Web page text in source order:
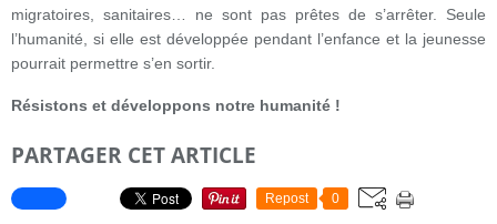
migratoires, sanitaires… ne sont pas prêtes de s’arrêter. Seule
l’humanité, si elle est développée pendant l’enfance et la jeunesse
pourrait permettre s’en sortir.
Résistons et développons notre humanité !
PARTAGER CET ARTICLE
Repost 0